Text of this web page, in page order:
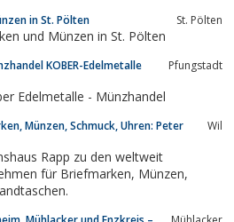
in St. Pölten St. Pölten
und Münzen in St. Pölten
KOBER-Edelmetalle
Pfungstadt
Edelmetalle - Münzhandel
Münzen, Schmuck, Uhren: Peter
Wil
Rapp zu den weltweit
für Briefmarken, Münzen,